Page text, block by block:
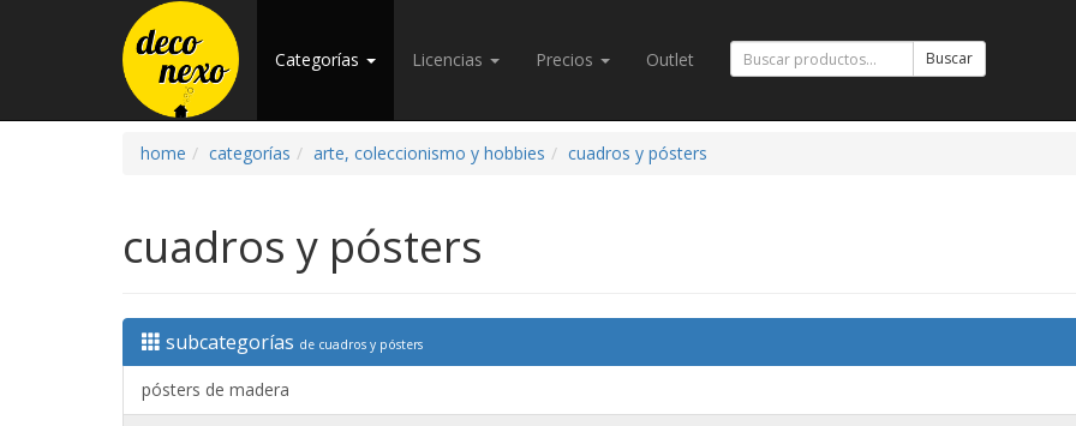
Categorías Licencias Precios Outlet Buscar
home categorías arte, coleccionismo y hobbies cuadros y pósters
cuadros y pósters
subcategorías de cuadros y pósters
pósters de madera